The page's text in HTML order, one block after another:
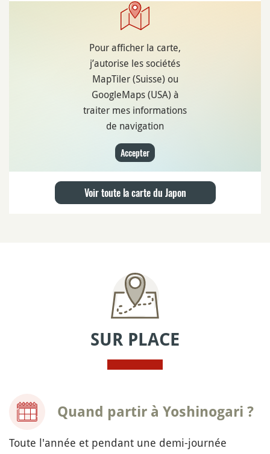
Pour afficher la carte,
j’autorise les sociétés
MapTiler (Suisse) ou
GoogleMaps (USA) à
traiter mes informations
de navigation
Accepter
Voir toute la carte du Japon
SUR PLACE
Quand partir à Yoshinogari ?
Toute l'année et pendant une demi-journée